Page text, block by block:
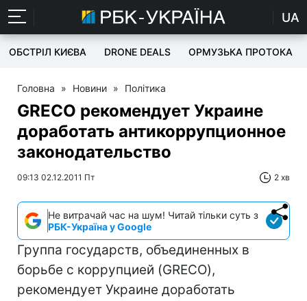
UA
ОБСТРІЛ КИЄВА DRONE DEALS ОРМУЗЬКА ПРОТОКА
Головна » Новини » Політика
GRECO рекомендует Украине
доработать антикоррупционное
законодательство
09:13 02.12.2011 Пт 2 хв
Не витрачай час на шум! Читай тільки суть з
РБК-Україна у Google
Группа государств, объединенных в
борьбе с коррупцией (GRECO),
рекомендует Украине доработать